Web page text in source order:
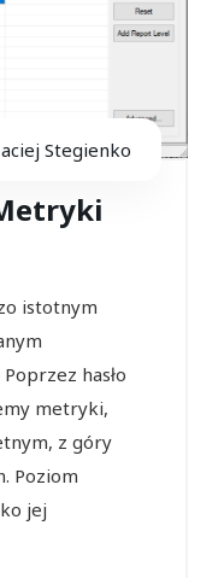
Stegienko
istotnym
hasło
metryki,
z góry
Poziom
jej